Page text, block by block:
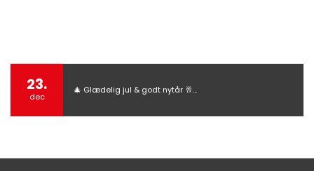
23.
dec
🎄 Glædelig jul & godt nytår 🥂…